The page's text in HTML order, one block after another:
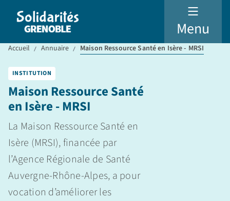
Menu
Accueil Annuaire Maison Ressource Santé en Isère - MRSI
Maison Ressource Santé
en Isère - MRSI
La Maison Ressource Santé en
Isère (MRSI), financée par
l’Agence Régionale de Santé
Auvergne-Rhône-Alpes, a pour
vocation d’améliorer les
INSTITUTION